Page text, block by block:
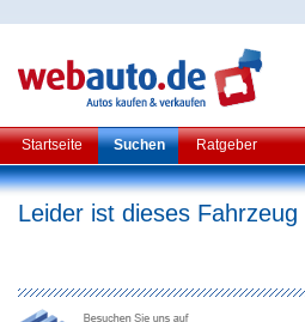
Startseite Suchen Ratgeber
Leider ist dieses